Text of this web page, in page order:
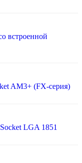
встроенной
AM3+ (FX-серия)
LGA 1851